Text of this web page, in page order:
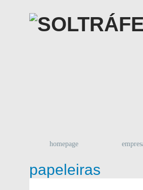
homepage
papeleiras